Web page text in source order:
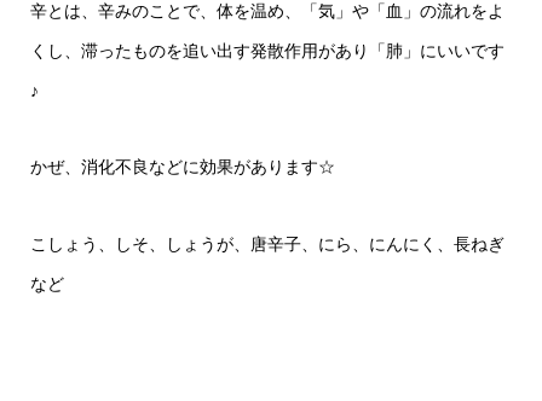
辛とは、辛みのことで、体を温め、「気」や「血」の流れをよ
くし、滞ったものを追い出す発散作用があり「肺」にいいです
♪
かぜ、消化不良などに効果があります☆
こしょう、しそ、しょうが、唐辛子、にら、にんにく、長ねぎ
など